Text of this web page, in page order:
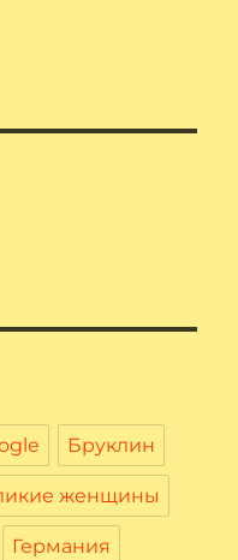
Бруклин
женщины
Германия